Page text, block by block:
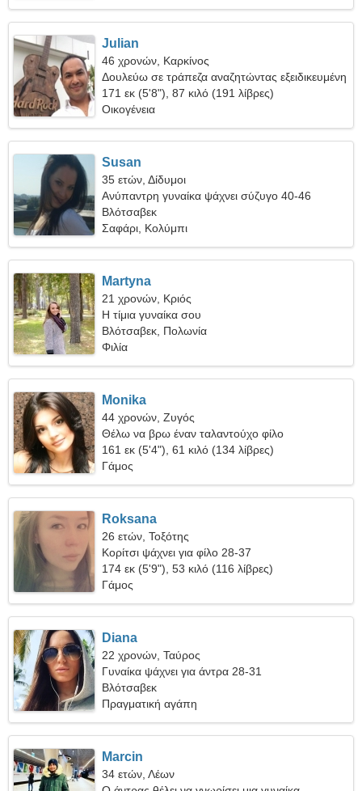
Julian
46 χρονών, Καρκίνος
Δουλεύω σε τράπεζα αναζητώντας εξειδικευμένη
γυναίκα
171 εκ (5'8"), 87 κιλό (191 λίβρες)
Οικογένεια
Susan
35 ετών, Δίδυμοι
Ανύπαντρη γυναίκα ψάχνει σύζυγο 40-46
Βλότσαβεκ
Σαφάρι, Κολύμπι
Martyna
21 χρονών, Κριός
Η τίμια γυναίκα σου
Βλότσαβεκ, Πολωνία
Φιλία
Monika
44 χρονών, Ζυγός
Θέλω να βρω έναν ταλαντούχο φίλο
161 εκ (5'4"), 61 κιλό (134 λίβρες)
Γάμος
Roksana
26 ετών, Τοξότης
Κορίτσι ψάχνει για φίλο 28-37
174 εκ (5'9"), 53 κιλό (116 λίβρες)
Γάμος
Diana
22 χρονών, Ταύρος
Γυναίκα ψάχνει για άντρα 28-31
Βλότσαβεκ
Πραγματική αγάπη
Marcin
34 ετών, Λέων